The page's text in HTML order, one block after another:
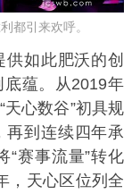
都引来欢呼。
如此肥沃的创
蕴。从2019年
心数谷”初具规
再到连续四年承
赛事流量”转化
，天心区位列全